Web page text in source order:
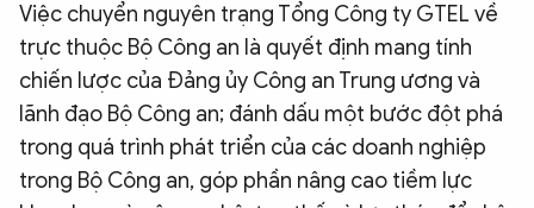
Việc chuyển nguyên trạng Tổng Công ty GTEL về
trực thuộc Bộ Công an là quyết định mang tính
chiến lược của Đảng ủy Công an Trung ương và
lãnh đạo Bộ Công an; đánh dấu một bước đột phá
trong quá trình phát triển của các doanh nghiệp
trong Bộ Công an, góp phần nâng cao tiềm lực